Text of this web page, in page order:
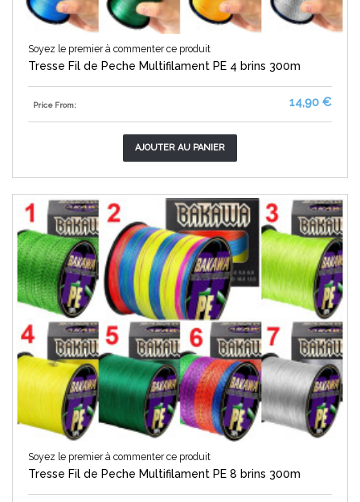
Soyez le premier à commenter ce produit
Tresse Fil de Peche Multifilament PE 4 brins 300m
Price From: 14,90 €
AJOUTER AU PANIER
Soyez le premier à commenter ce produit
Tresse Fil de Peche Multifilament PE 8 brins 300m